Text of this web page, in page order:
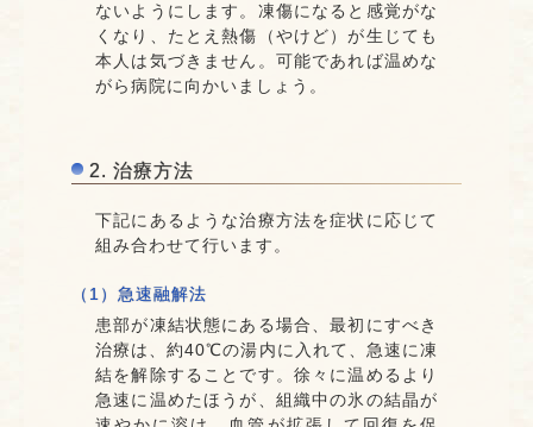
ないようにします。凍傷になると感覚がな
くなり、たとえ熱傷（やけど）が生じても
本人は気づきません。可能であれば温めな
がら病院に向かいましょう。
2. 治療方法
下記にあるような治療方法を症状に応じて
組み合わせて行います。
（1）急速融解法
患部が凍結状態にある場合、最初にすべき
治療は、約40℃の湯内に入れて、急速に凍
結を解除することです。徐々に温めるより
急速に温めたほうが、組織中の氷の結晶が